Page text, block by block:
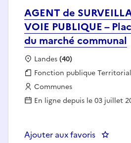
AGENT de
VOIE PUBLIQUE –
du marché communal
Localisation :
Landes(40)
Fonction publique :
Fonction publique
Employeur :
Communes
En ligne depuis le 03 juillet
Ajouter aux favoris :